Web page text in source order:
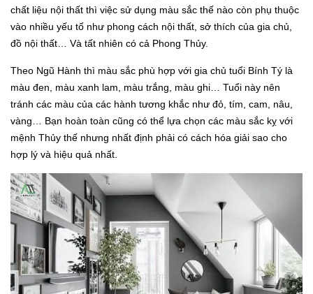
chất liệu nội thất thì việc sử dụng màu sắc thế nào còn phụ thuộc
vào nhiều yếu tố như phong cách nội thất, sở thích của gia chủ,
đồ nội thất… Và tất nhiên có cả Phong Thủy.
Theo Ngũ Hành thì màu sắc phù hợp với gia chủ tuổi Bính Tý là
màu đen, màu xanh lam, màu trắng, màu ghi… Tuổi này nên
tránh các màu của các hành tương khắc như đỏ, tím, cam, nâu,
vàng… Bạn hoàn toàn cũng có thể lựa chọn các màu sắc kỵ với
mệnh Thủy thế nhưng nhất định phải có cách hóa giải sao cho
hợp lý và hiệu quả nhất.